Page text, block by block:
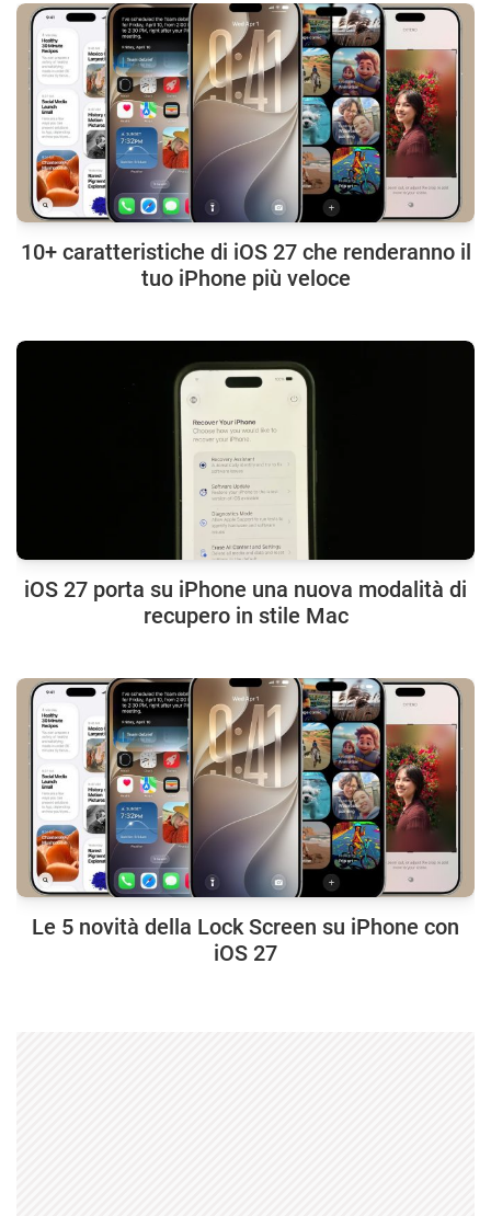
10+ caratteristiche di iOS 27 che renderanno il
tuo iPhone più veloce
iOS 27 porta su iPhone una nuova modalità di
recupero in stile Mac
Le 5 novità della Lock Screen su iPhone con
iOS 27